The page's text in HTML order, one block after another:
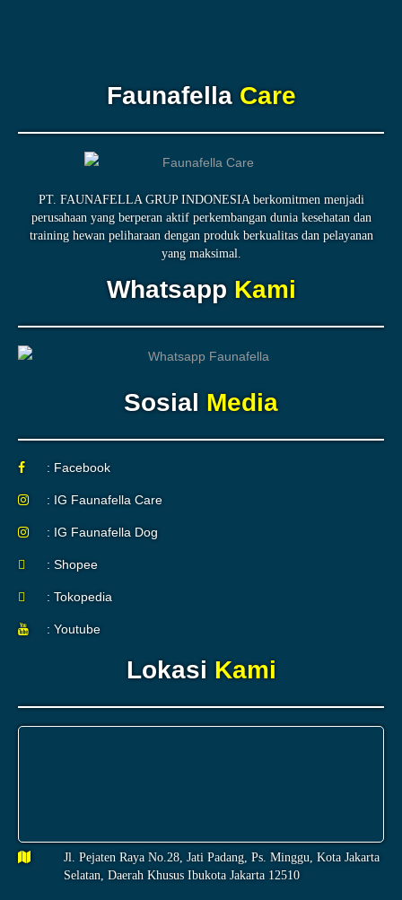
FaunafellaCare
PT. FAUNAFELLA GRUP INDONESIA berkomitmen menjadi
perusahaan yang berperan aktif perkembangan dunia kesehatan dan
training hewan peliharaan dengan produk berkualitas dan pelayanan
yang maksimal.
WhatsappKami
Sosial Media
: Facebook
: IG Faunafella Care
: IG Faunafella Dog
: Shopee
: Tokopedia
: Youtube
Lokasi Kami
Jl. Pejaten Raya No.28, Jati Padang, Ps. Minggu, Kota Jakarta
Selatan, Daerah Khusus Ibukota Jakarta 12510